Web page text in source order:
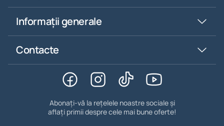
Informații generale
Contacte
Abonați-vă la rețelele noastre sociale și
aflați primii despre cele mai bune oferte!